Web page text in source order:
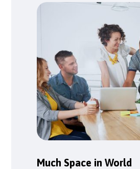
Much Space in World